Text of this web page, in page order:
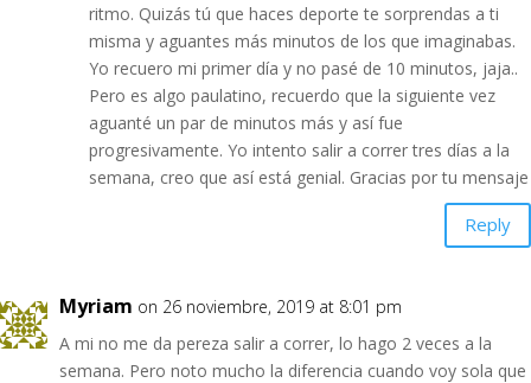
ritmo. Quizás tú que haces deporte te sorprendas a ti
misma y aguantes más minutos de los que imaginabas.
Yo recuero mi primer día y no pasé de 10 minutos, jaja..
Pero es algo paulatino, recuerdo que la siguiente vez
aguanté un par de minutos más y así fue
progresivamente. Yo intento salir a correr tres días a la
semana, creo que así está genial. Gracias por tu mensaje
Reply
Myriam on 26 noviembre, 2019 at 8:01 pm
A mi no me da pereza salir a correr, lo hago 2 veces a la
semana. Pero noto mucho la diferencia cuando voy sola que